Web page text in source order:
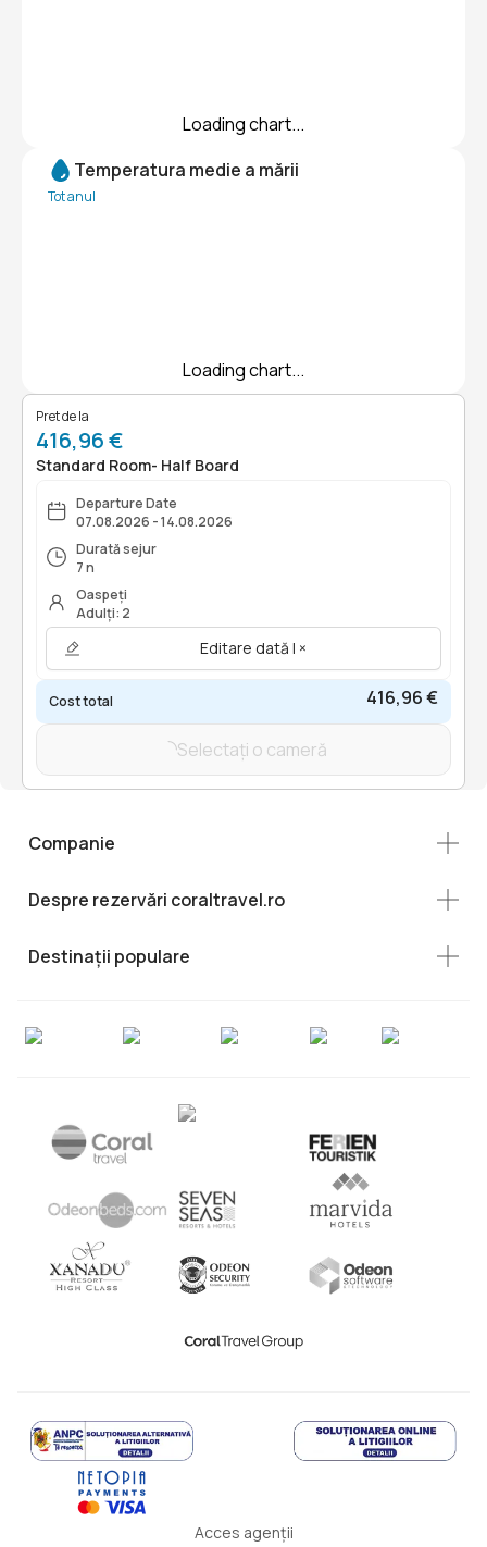
Loading chart...
Temperatura medie a mării
Tot anul
Loading chart...
Pret de la
416,96 €
Standard Room- Half Board
Departure Date
07.08.2026 - 14.08.2026
Durată sejur
7 n
Oaspeți
Adulți: 2
Editare dată | ×
Cost total 416,96 €
Selectați o cameră
Companie
Despre rezervări coraltravel.ro
Destinații populare
Acces agenții